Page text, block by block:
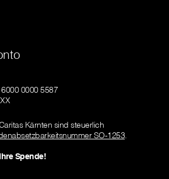
0000 5587
Kärnten sind steuerlich
SO-1253.
Spende!